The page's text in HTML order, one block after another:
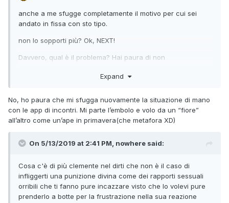
anche a me sfugge completamente il motivo per cui sei
andato in fissa con sto tipo.
non lo sopporti più? Ok, NEXT!
Davvero, qual è il problema? Hai paura di non
Expand
No, ho paura che mi sfugga nuovamente la situazione di mano
con le app di incontri. Mi parte l’embolo e volo da un “fiore”
all’altro come un’ape in primavera(che metafora XD)
On 5/13/2019 at 2:41 PM, nowhere said:
Cosa c'è di più clemente nel dirti che non è il caso di
infliggerti una punizione divina come dei rapporti sessuali
orribili che ti fanno pure incazzare visto che lo volevi pure
prenderlo a botte per la frustrazione nella sua reazione